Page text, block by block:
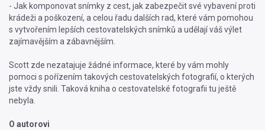
- Jak komponovat snímky z cest, jak zabezpečit své vybavení proti
krádeži a poškození, a celou řadu dalších rad, které vám pomohou
s vytvořením lepších cestovatelských snímků a udělají váš výlet
zajímavějším a zábavnějším.
Scott zde nezatajuje žádné informace, které by vám mohly
pomoci s pořízením takových cestovatelských fotografií, o kterých
jste vždy snili. Taková kniha o cestovatelské fotografii tu ještě
nebyla.
O autorovi